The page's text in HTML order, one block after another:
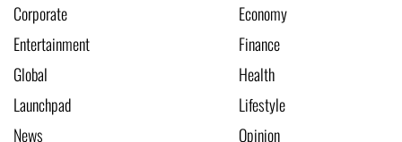
Corporate
Economy
Entertainment
Finance
Global
Health
Launchpad
Lifestyle
News
Opinion